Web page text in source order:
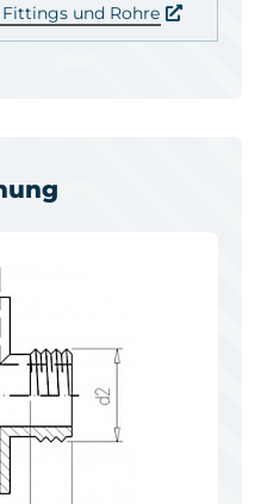
Fittings und Rohre